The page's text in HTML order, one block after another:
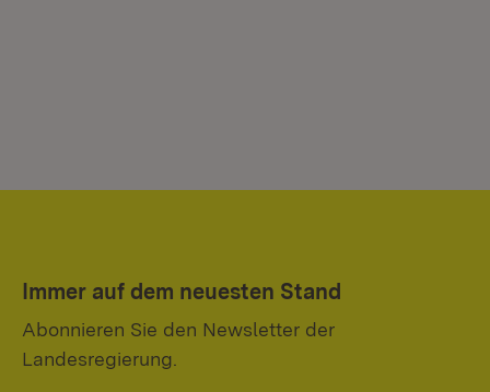
Immer auf dem neuesten Stand
Abonnieren Sie den Newsletter der
Landesregierung.